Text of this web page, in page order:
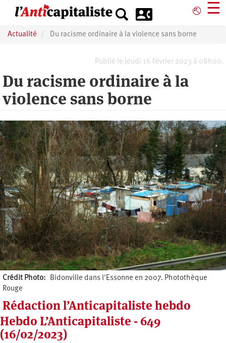
principal
⎋ ☰
Actualité Du racisme ordinaire à la violence sans borne
Publié le Jeudi 16 février 2023 à 08h00.
Du racisme ordinaire à la
violence sans borne
Crédit Photo
Bidonville dans l'Essonne en 2007. Photothèque
Rouge
Rédaction l’Anticapitaliste hebdo
Hebdo L’Anticapitaliste - 649
(16/02/2023)